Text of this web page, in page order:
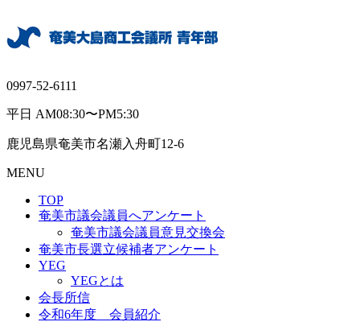
0997-52-6111
平日 AM08:30〜PM5:30
鹿児島県奄美市名瀬入舟町12-6
MENU
TOP
奄美市議会議員へアンケート
奄美市議会議員意見交換会
奄美市長選立候補者アンケート
YEG
YEGとは
会長所信
令和6年度 会員紹介